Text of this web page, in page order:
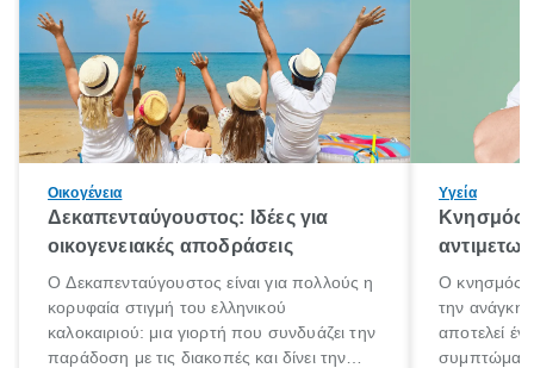
Οικογένεια
Δεκαπενταύγουστος: Ιδέες για
οικογενειακές αποδράσεις
Ο Δεκαπενταύγουστος είναι για πολλούς η
κορυφαία στιγμή του ελληνικού
καλοκαιριού: μια γιορτή που συνδυάζει την
παράδοση με τις διακοπές και δίνει την
Υγεία
Κνησμός:
Ο κνησμός
την ανάγκη
αποτελεί